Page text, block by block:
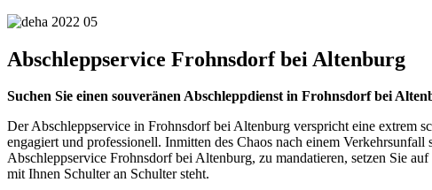
Abschleppservice Frohnsdorf bei Altenburg
Suchen Sie einen souveränen Abschleppdienst in Frohnsdorf bei
Der Abschleppservice in Frohnsdorf bei Altenburg verspricht eine extrem
engagiert und professionell. Inmitten des Chaos nach einem
Abschleppservice Frohnsdorf bei Altenburg, zu mandatieren, setzen Sie
mit Ihnen Schulter an Schulter steht.